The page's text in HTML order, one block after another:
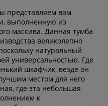
представляем вам
выполненную из
массива. Данная тумба
великолепно
натуральный
универсальностью. Где
шкафчик, везде он
местом для него
где эта небольшая
к